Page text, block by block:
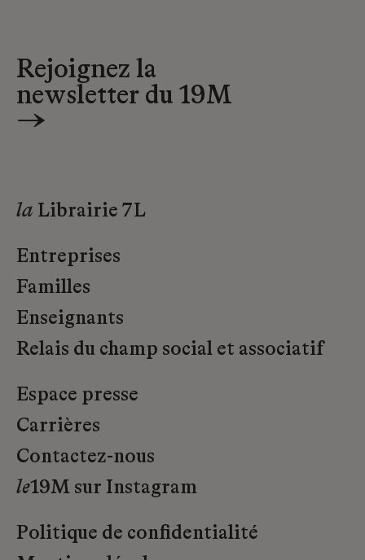
Rejoignez la
newsletter du 19M
→
la Librairie 7L
Entreprises
Familles
Enseignants
Relais du champ social et associatif
Espace presse
Carrières
Contactez-nous
le19M sur Instagram
Politique de confidentialité